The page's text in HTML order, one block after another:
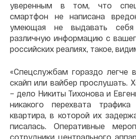
уверенным в том, что
смартфон не написана
умеющая не выдавать
различную информацию с
российских реалиях, такое,
«Спецслужбам гораздо легче
скайп или вайбер прослушать.
– дело Никиты Тихонова и
никакого перехвата
квартира, в которой их
писалась. Оперативные
сотрудники центрального